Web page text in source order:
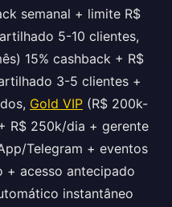
semanal + limite R$
5-10 clientes,
15% cashback + R$
3-5 clientes +
Gold VIP (R$ 200k-
R$ 250k/dia + gerente
Telegram + eventos
+ acesso antecipado
instantâneo